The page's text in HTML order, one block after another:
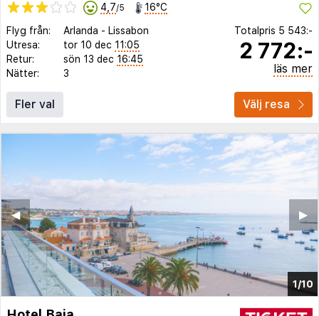
4,7/5 16°C
Flyg från: Arlanda - Lissabon
Utresa:
tor 10 dec 11:05
Retur:
sön 13 dec 16:45
Nätter:
3
Totalpris 5 543:-
2 772:-
läs mer
Fler val Välj resa
1/10
▶︎
◀︎